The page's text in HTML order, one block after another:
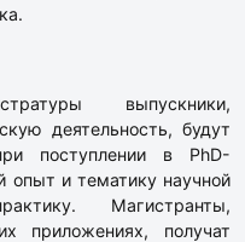
выпускники,
деятельность, будут
поступлении в PhD-
опыт и тематику научной
Магистранты,
приложениях, получат